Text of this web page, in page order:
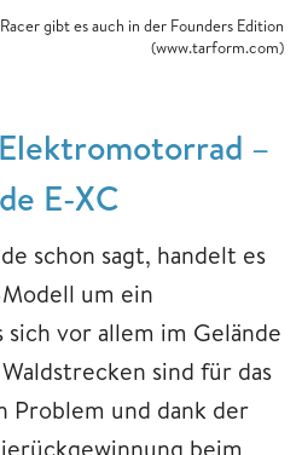
gibt es auch in der Founders Edition
(www.tarform.com)
–
E-XC
schon sagt, handelt es
um ein
vor allem im Gelände
sind für das
und dank der
beim